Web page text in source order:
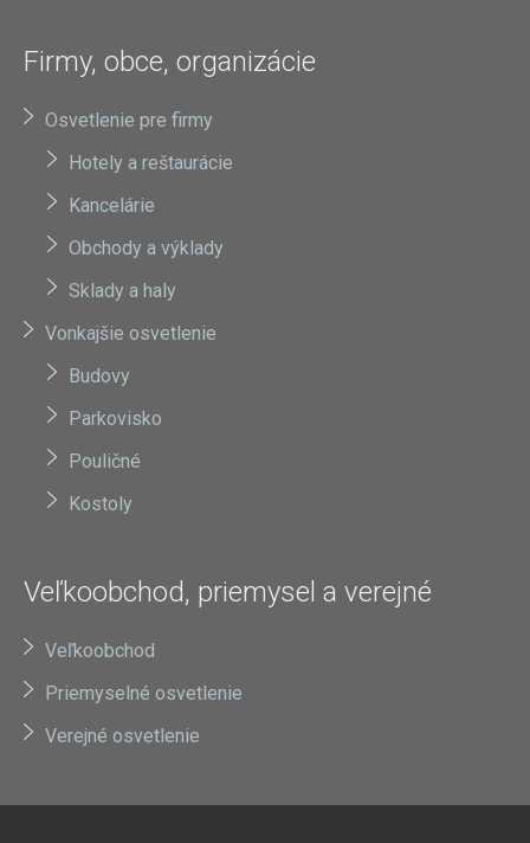
Firmy, obce, organizácie
Osvetlenie pre firmy
Hotely a reštaurácie
Kancelárie
Obchody a výklady
Sklady a haly
Vonkajšie osvetlenie
Budovy
Parkovisko
Pouličné
Kostoly
Veľkoobchod, priemysel a verejné
Veľkoobchod
Priemyselné osvetlenie
Verejné osvetlenie